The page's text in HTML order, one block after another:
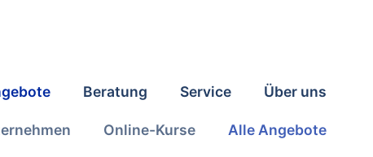
Online-Kurse Alle Angebote
Beratung Service Über uns